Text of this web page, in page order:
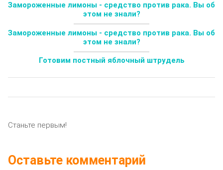
Замороженные лимоны - средство против рака. Вы об
этом не знали?
Замороженные лимоны - средство против рака. Вы об
этом не знали?
Готовим постный яблочный штрудель
Станьте первым!
Оставьте комментарий